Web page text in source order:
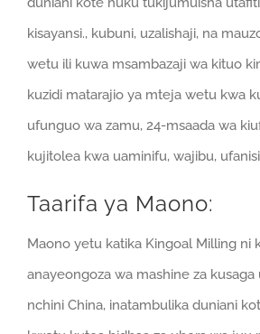
kisayansi., kubuni, uzalishaji, na
wetu ili kuwa msambazaji wa kituo
kuzidi matarajio ya mteja wetu kwa
ufunguo wa zamu, 24-msaada wa
kujitolea kwa uaminifu, wajibu,
Taarifa ya Maono:
Maono yetu katika Kingoal Milling ni
anayeongoza wa mashine za kusaga
nchini China, inatambulika duniani